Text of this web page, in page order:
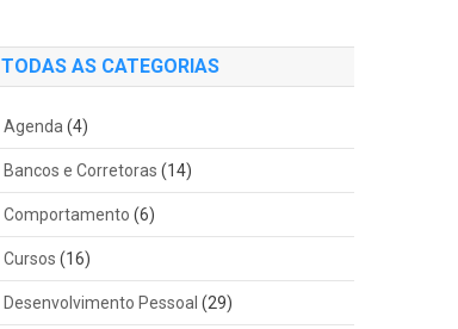
TODAS AS CATEGORIAS
Agenda (4)
Bancos e Corretoras (14)
Comportamento (6)
Cursos (16)
Desenvolvimento Pessoal (29)